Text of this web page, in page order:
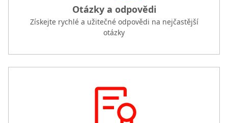
Otázky a odpovědi
Získejte rychlé a užitečné odpovědi na nejčastější
otázky